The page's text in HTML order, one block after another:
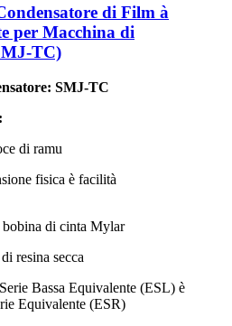
di Film à
per Macchina di
TC)
SMJ-TC
di ramu
fisica è facilità
di cinta Mylar
resina secca
Bassa Equivalente (ESL) è
Equivalente (ESR)